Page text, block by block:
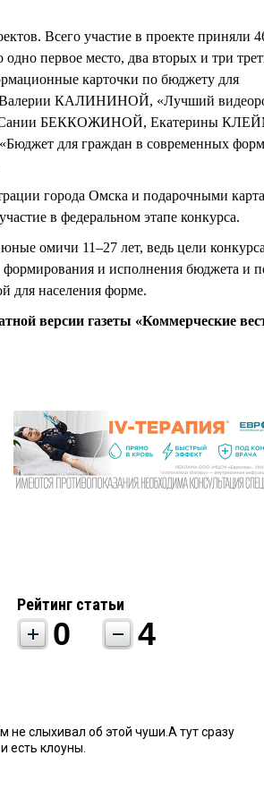
Всего участие в проекте приняли
первое место, два вторых и три
карточки по бюджету для
Валерии КАЛИНИНОЙ, «Лучший
Сании БЕККОЖИНОЙ, Екатерины
для граждан в современных
города Омска и подарочными
в федеральном этапе конкурса.
омичи 11–27 лет, ведь цели
и исполнения бюджета и
для населения форме.
версии газеты «Коммерческие
Рейтинг статьи
0 4
не слыхивал об этой чуши.А тут сразу
есть клоуны.